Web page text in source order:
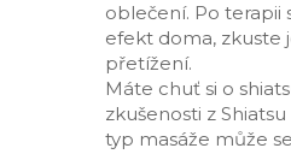
oblečení. Po
efekt doma,
přetížení.
Máte chuť si o
zkušenosti z
typ masáže může